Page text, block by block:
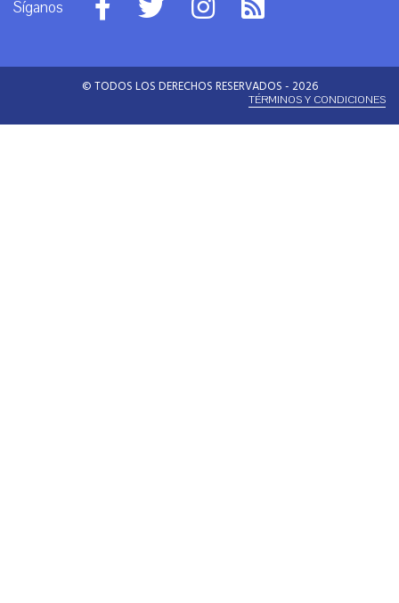
Síganos
© TODOS LOS DERECHOS RESERVADOS - 2026
TÉRMINOS Y CONDICIONES